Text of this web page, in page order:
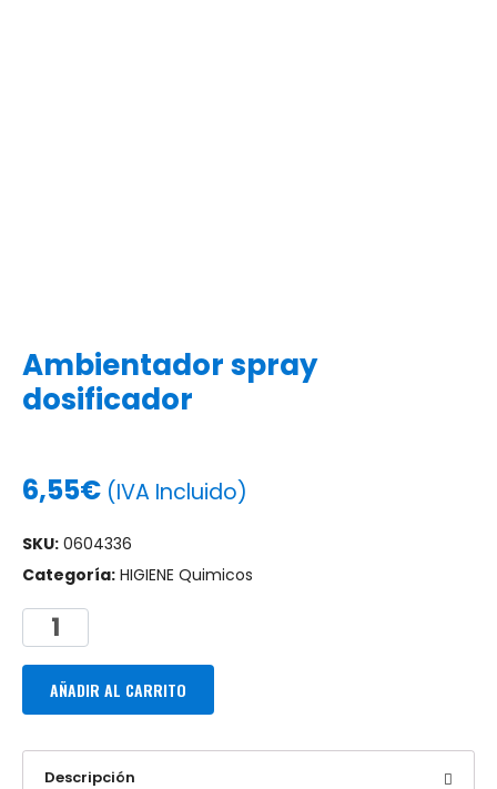
Ambientador spray
dosificador
6,55€ (IVA Incluido)
SKU: 0604336
Categoría: HIGIENE Quimicos
AÑADIR AL CARRITO
Descripción